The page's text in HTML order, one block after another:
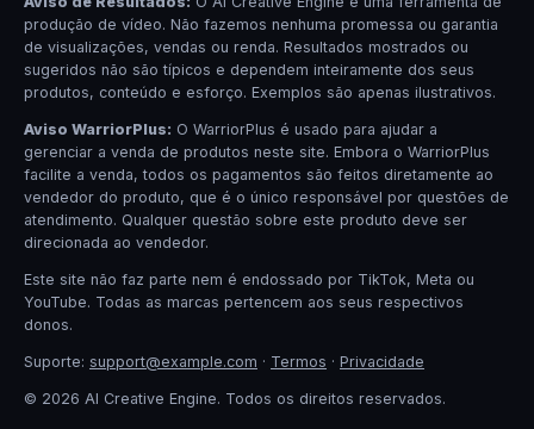
produção de vídeo. Não fazemos nenhuma promessa ou garantia
de visualizações, vendas ou renda. Resultados mostrados ou
sugeridos não são típicos e dependem inteiramente dos seus
produtos, conteúdo e esforço. Exemplos são apenas ilustrativos.
Aviso WarriorPlus: O WarriorPlus é usado para ajudar a
gerenciar a venda de produtos neste site. Embora o WarriorPlus
facilite a venda, todos os pagamentos são feitos diretamente ao
vendedor do produto, que é o único responsável por questões de
atendimento. Qualquer questão sobre este produto deve ser
direcionada ao vendedor.
Este site não faz parte nem é endossado por TikTok, Meta ou
YouTube. Todas as marcas pertencem aos seus respectivos
donos.
Suporte: support@example.com · Termos · Privacidade
© 2026 AI Creative Engine. Todos os direitos reservados.